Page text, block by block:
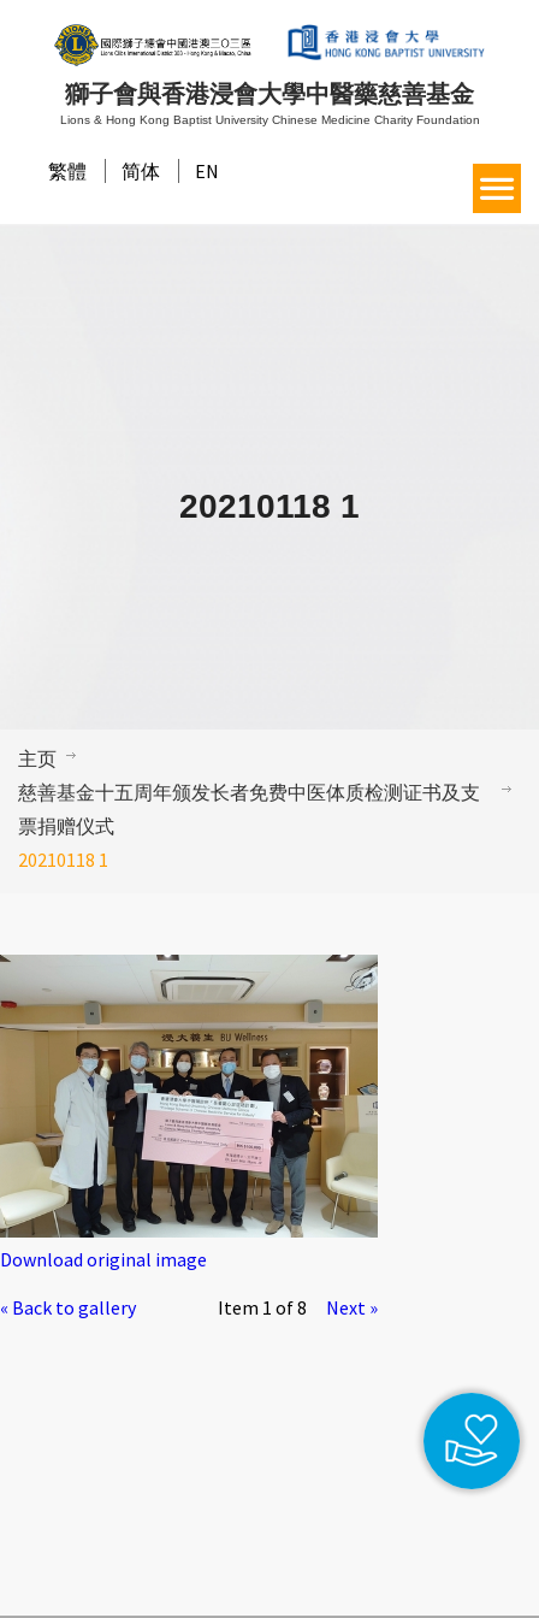
獅子會與香港浸會大學中醫藥慈善基金
Lions & Hong Kong Baptist University Chinese Medicine Charity Foundation
繁體 简体 EN
20210118 1
主页
慈善基金十五周年颁发长者免费中医体质检测证书及支
票捐赠仪式
20210118 1
Download original image
« Back to gallery
Item 1 of 8 Next »